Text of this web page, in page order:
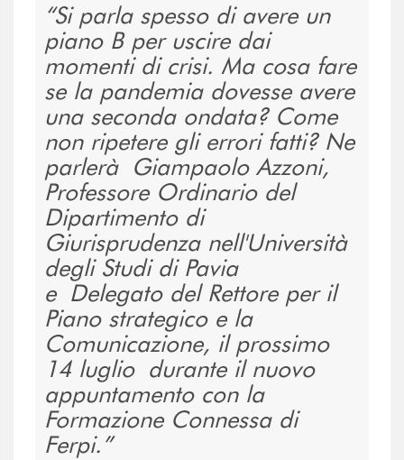
Si parla spesso di avere un
piano B per uscire dai
momenti di crisi. Ma cosa fare
se la pandemia dovesse avere
una seconda ondata? Come
non ripetere gli errori fatti? Ne
parlerà Giampaolo Azzoni,
Professore Ordinario del
Dipartimento di
Giurisprudenza nell'Università
degli Studi di Pavia
e Delegato del Rettore per il
Piano strategico e la
Comunicazione, il prossimo
14 luglio durante il nuovo
appuntamento con la
Formazione Connessa di
Ferpi.